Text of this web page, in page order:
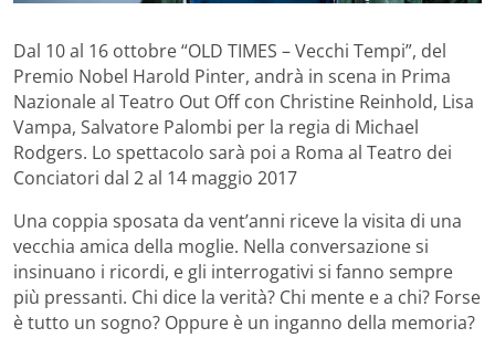
Dal 10 al 16 ottobre “OLD TIMES – Vecchi Tempi”, del
Premio Nobel Harold Pinter, andrà in scena in Prima
Nazionale al Teatro Out Off con Christine Reinhold, Lisa
Vampa, Salvatore Palombi per la regia di Michael
Rodgers. Lo spettacolo sarà poi a Roma al Teatro dei
Conciatori dal 2 al 14 maggio 2017
Una coppia sposata da vent’anni riceve la visita di una
vecchia amica della moglie. Nella conversazione si
insinuano i ricordi, e gli interrogativi si fanno sempre
più pressanti. Chi dice la verità? Chi mente e a chi? Forse
è tutto un sogno? Oppure è un inganno della memoria?